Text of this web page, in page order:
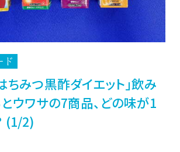
ド
ちみつ黒酢ダイエット」飲み
ウワサの7商品、どの味が1
(1/2)